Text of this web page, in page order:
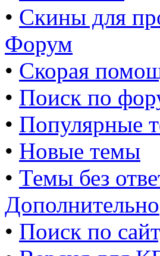
• Скины для
Форум
• Скорая
• Поиск по
• Популярные
• Новые темы
• Темы без
Дополнительно
• Поиск по